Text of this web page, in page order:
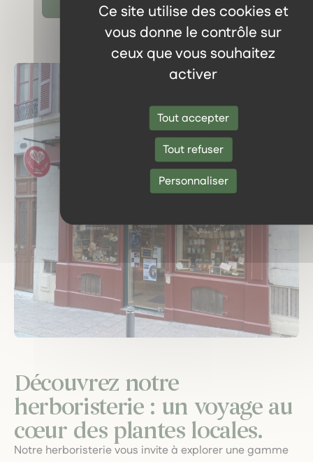
Ce site utilise des cookies et
vous donne le contrôle sur
ceux que vous souhaitez
activer
Tout accepter
Tout refuser
Personnaliser
Découvrez notre
herboristerie : un voyage au
cœur des plantes locales.
Notre herboristerie vous invite à explorer une gamme